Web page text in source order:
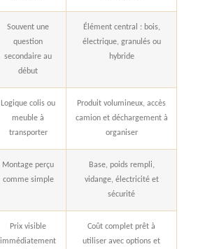
Souvent une
question
secondaire au
début
Élément central : bois,
électrique, granulés ou
hybride
Logique colis ou
meuble à
transporter
Produit volumineux, accès
camion et déchargement à
organiser
Montage perçu
comme simple
Base, poids rempli,
vidange, électricité et
sécurité
Prix visible
immédiatement
Coût complet prêt à
utiliser avec options et